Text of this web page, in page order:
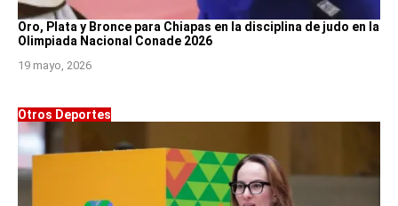
Oro, Plata y Bronce para Chiapas en la disciplina de judo en la
Olimpiada Nacional Conade 2026
19 mayo, 2026
Otros Deportes